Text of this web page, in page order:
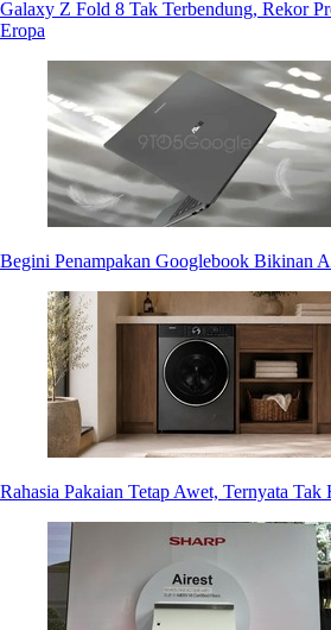
Galaxy Z Fold 8 Tak Terbendung, Rekor
Eropa
Begini Penampakan Googlebook Bikinan
Rahasia Pakaian Tetap Awet, Ternyata